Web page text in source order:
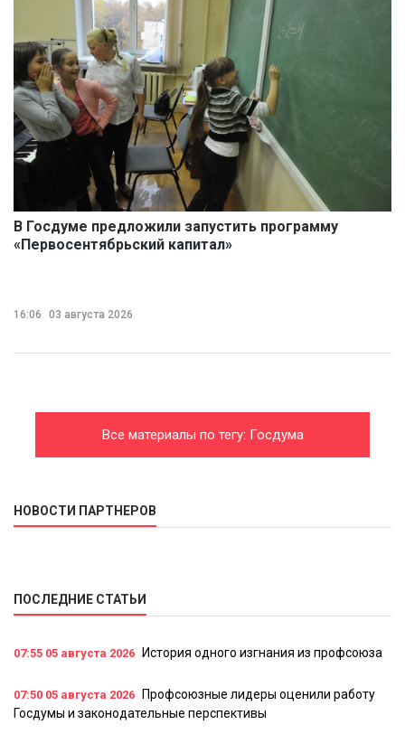
В Госдуме предложили запустить программу
«Первосентябрьский капитал»
16:06 03 августа 2026
Все материалы по тегу: Госдума
НОВОСТИ ПАРТНЕРОВ
ПОСЛЕДНИЕ СТАТЬИ
07:55 05 августа 2026 История одного изгнания из профсоюза
07:50 05 августа 2026
Профсоюзные лидеры оценили работу
Госдумы и законодательные перспективы